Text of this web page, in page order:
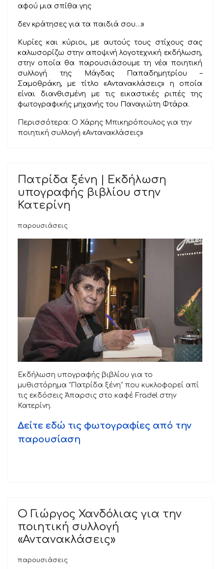
αφού μια σπίθα γης
δεν κράτησες για τα παιδιά σου…»
Κυρίες και κύριοι, με αυτούς τους στίχους σας
καλωσορίζω στην αποψινή λογοτεχνική εκδήλωση,
στην οποία θα παρουσιάσουμε τη νέα ποιητική
συλλογή της Μάγδας Παπαδημητρίου –
Σαμοθράκη, με τίτλο «Αντανακλάσεις» η οποία
είναι διανθισμένη με τις εικαστικές ριπές της
φωτογραφικής μηχανής του Παναγιώτη Φτάρα.
Περισσότερα: Ο Χάρης Μπικηρόπουλος για την
ποιητική συλλογή «Αντανακλάσεις»
Πατρίδα ξένη | Εκδήλωση
υπογραφής βιβλίου στην
Κατερίνη
παρουσιάσεις
Εκδήλωση υπογραφής βιβλίου για το
μυθιστόρημα "Πατρίδα ξένη" που κυκλοφορεί απί
τις εκδόσεις Άπαρσις στο καφέ Fradel στην
Κατερίνη.
Δείτε εδώ τις φωτογραφίες από την
παρουσίαση
Ο Γιώργος Χανδόλιας για την
ποιητική συλλογή
«Αντανακλάσεις»
παρουσιάσεις